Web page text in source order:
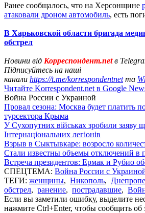
Ранее сообщалось, что на Херсонщине
атаковали дроном автомобиль, есть
В Харьковской области бригада
обстрел
Новини від Корреспондент.netв
Підписуйтесь на наші
канали https://t.me/korrespondentnetта
Читайте Korrespondent.net в Google
Война России с Украиной
Провал сезона: Москва будет платить
турсектора Крыма
У Сухопутних військах зробили заяву
Інтернаціональних легіонів
Взрыв в Сыктывкаре: возросло
Стали известны объемы отключений в
Встреча президентов: Ермак и Рубио
СПЕЦТЕМА: Война России с
ТЕГИ: женщины, Никополь,
обстрел, ранение, пострадавшие,
Если вы заметили ошибку, выделите
нажмите Ctrl+Enter, чтобы сообщить об